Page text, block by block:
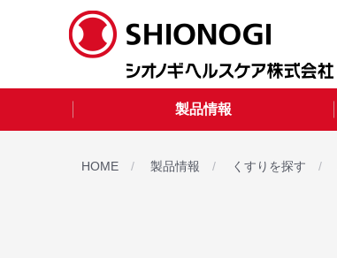
製品情報
HOME 製品情報 くすりを探す